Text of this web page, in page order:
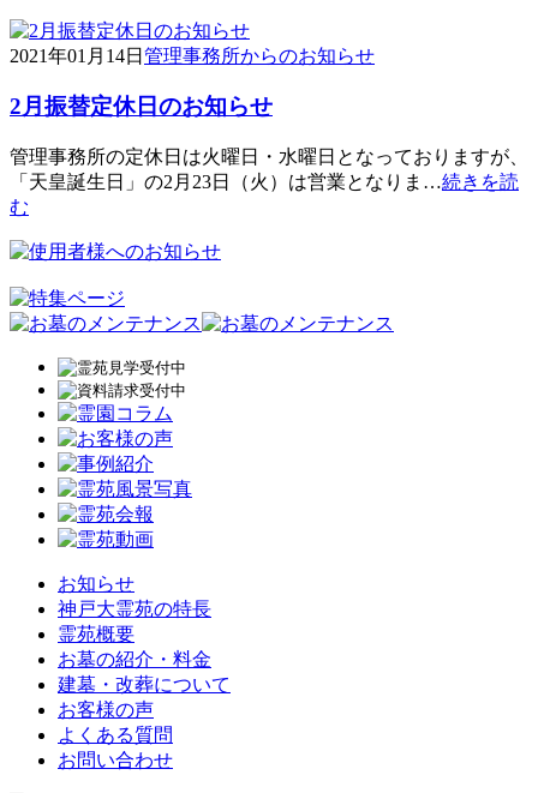
2021年01月14日 管理事務所からのお知らせ
2月振替定休日のお知らせ
管理事務所の定休日は火曜日・水曜日となっておりますが、
「天皇誕生日」の2月23日（火）は営業となりま…続きを読
む
お知らせ
神戸大霊苑の特長
霊苑概要
お墓の紹介・料金
建墓・改葬について
お客様の声
よくある質問
お問い合わせ